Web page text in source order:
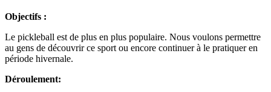
Objectifs :
Le pickleball est de plus en plus populaire. Nous voulons permettre
au gens de découvrir ce sport ou encore continuer à le pratiquer en
période hivernale.
Déroulement: